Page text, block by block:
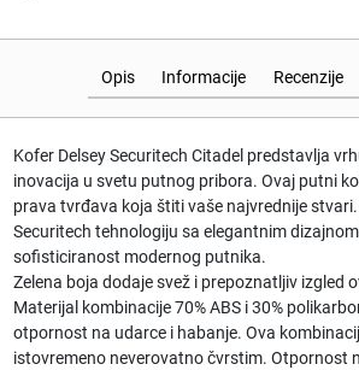
Opis Informacije Recenzije
Kofer Delsey Securitech Citadel predstavlja
inovacija u svetu putnog pribora. Ovaj putni
prava tvrđava koja štiti vaše najvrednije
Securitech tehnologiju sa elegantnim
sofisticiranost modernog putnika.
Zelena boja dodaje svež i prepoznatljiv izgled
Materijal kombinacije 70% ABS i 30%
otpornost na udarce i habanje. Ova
istovremeno neverovatno čvrstim. Otpornost